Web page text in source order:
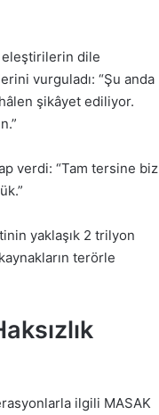
eleştirilerin dile
vurguladı: “Şu anda
şikâyet ediliyor.
verdi: “Tam tersine biz
yaklaşık 2 trilyon
terörle
ilgili MASAK